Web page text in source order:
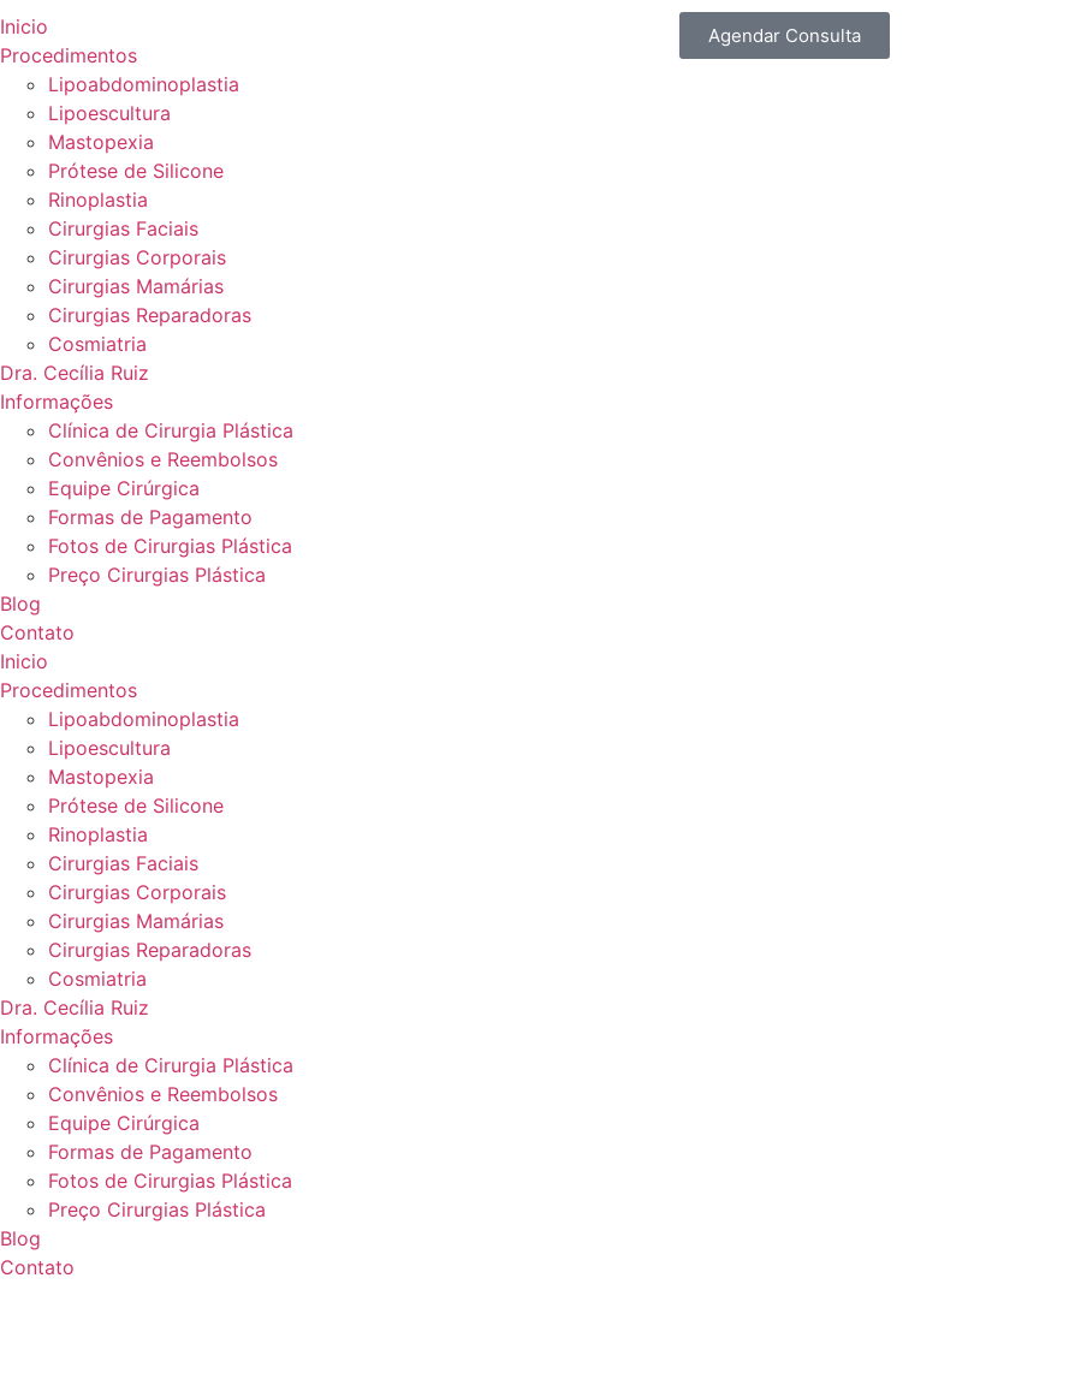
Inicio
Procedimentos
Lipoabdominoplastia
Lipoescultura
Mastopexia
Prótese de Silicone
Rinoplastia
Cirurgias Faciais
Cirurgias Corporais
Cirurgias Mamárias
Cirurgias Reparadoras
Cosmiatria
Dra. Cecília Ruiz
Informações
Clínica de Cirurgia Plástica
Convênios e Reembolsos
Equipe Cirúrgica
Formas de Pagamento
Fotos de Cirurgias Plástica
Preço Cirurgias Plástica
Blog
Contato
Inicio
Procedimentos
Lipoabdominoplastia
Lipoescultura
Mastopexia
Prótese de Silicone
Rinoplastia
Cirurgias Faciais
Cirurgias Corporais
Cirurgias Mamárias
Cirurgias Reparadoras
Cosmiatria
Dra. Cecília Ruiz
Informações
Clínica de Cirurgia Plástica
Convênios e Reembolsos
Equipe Cirúrgica
Formas de Pagamento
Fotos de Cirurgias Plástica
Preço Cirurgias Plástica
Blog
Contato
Agendar Consulta